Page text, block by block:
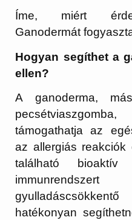
Íme, miért
Ganodermát
Hogyan segíthet a
ellen?
A ganoderma,
támogathatja az
az allergiás reakciók
található
hatékonyan